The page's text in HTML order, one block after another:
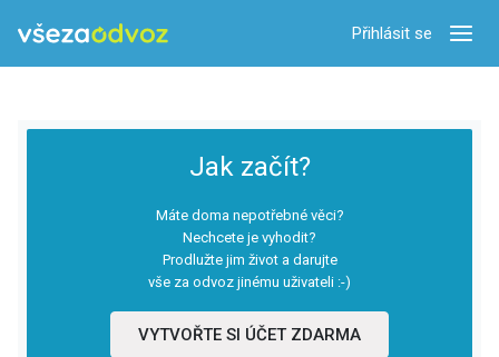
Přihlásit se
Jak začít?
Máte doma nepotřebné věci?
Nechcete je vyhodit?
Prodlužte jim život a darujte
vše za odvoz jinému uživateli :-)
VYTVOŘTE SI ÚČET ZDARMA